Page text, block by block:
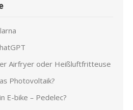
Airfryer oder Heißluftfritteuse
Photovoltaik?
E-bike – Pedelec?